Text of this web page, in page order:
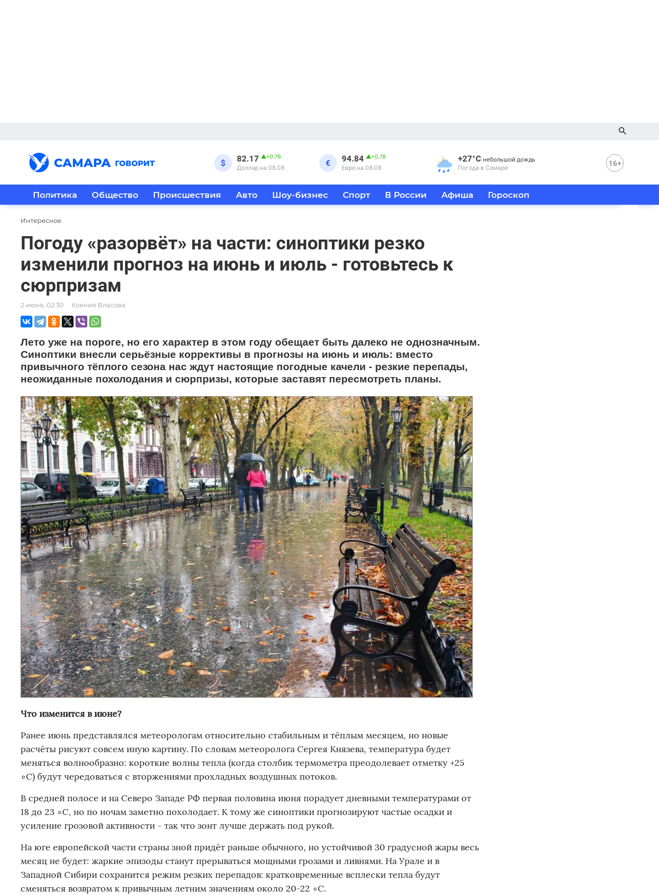
$ 82.17 ▲+0.76
Доллар на 08.08 € 94.84 ▲+0.78
Евро на 08.08
+27°C небольшой дождь
Погода в Самаре
16+
Политика Общество Происшествия Авто Шоу-бизнес Спорт В России Афиша Гороскоп
Интересное
Погоду «разорвёт» на части: синоптики резко
изменили прогноз на июнь и июль - готовьтесь к
сюрпризам
2 июня, 02:30 Ксения Власова
Лето уже на пороге, но его характер в этом году обещает быть далеко не однозначным.
Синоптики внесли серьёзные коррективы в прогнозы на июнь и июль: вместо
привычного тёплого сезона нас ждут настоящие погодные качели - резкие перепады,
неожиданные похолодания и сюрпризы, которые заставят пересмотреть планы.
Что изменится в июне?
Ранее июнь представлялся метеорологам относительно стабильным и тёплым месяцем, но новые
расчёты рисуют совсем иную картину. По словам метеоролога Сергея Князева, температура будет
меняться волнообразно: короткие волны тепла (когда столбик термометра преодолевает отметку +25
∘C) будут чередоваться с вторжениями прохладных воздушных потоков.
В средней полосе и на Северо Западе РФ первая половина июня порадует дневными температурами от
18 до 23 ∘C, но по ночам заметно похолодает. К тому же синоптики прогнозируют частые осадки и
усиление грозовой активности - так что зонт лучше держать под рукой.
На юге европейской части страны зной придёт раньше обычного, но устойчивой 30 градусной жары весь
месяц не будет: жаркие эпизоды станут прерываться мощными грозами и ливнями. На Урале и в
Западной Сибири сохранится режим резких перепадов: кратковременные всплески тепла будут
сменяться возвратом к привычным летним значениям около 20-22 ∘C.